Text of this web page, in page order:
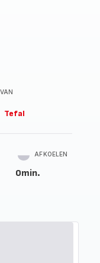
Tefal
AFKOELEN
0min.